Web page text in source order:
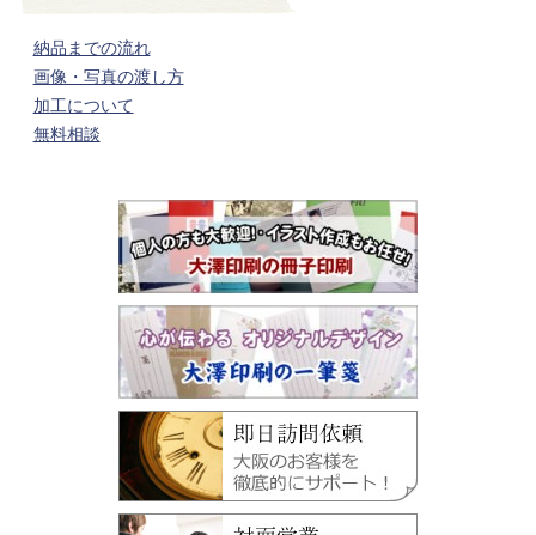
納品までの流れ
画像・写真の渡し方
加工について
無料相談